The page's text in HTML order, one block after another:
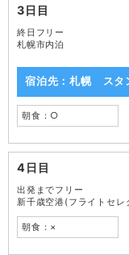
3日目
終日フリー
札幌市内泊
宿泊先：札幌 スタ
朝食：○
4日目
出発までフリー
新千歳空港(フライトセ
朝食：×